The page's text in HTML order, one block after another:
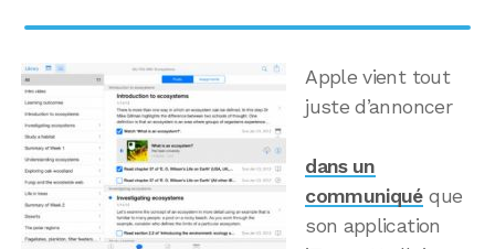
Apple vient tout
juste d’annoncer
dans un
communiquéque
son application